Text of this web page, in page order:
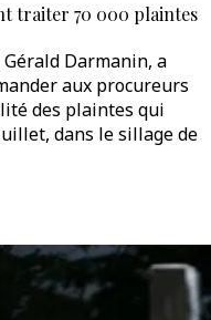
traiter 70 000 plaintes
Darmanin, a
aux procureurs
des plaintes qui
dans le sillage de